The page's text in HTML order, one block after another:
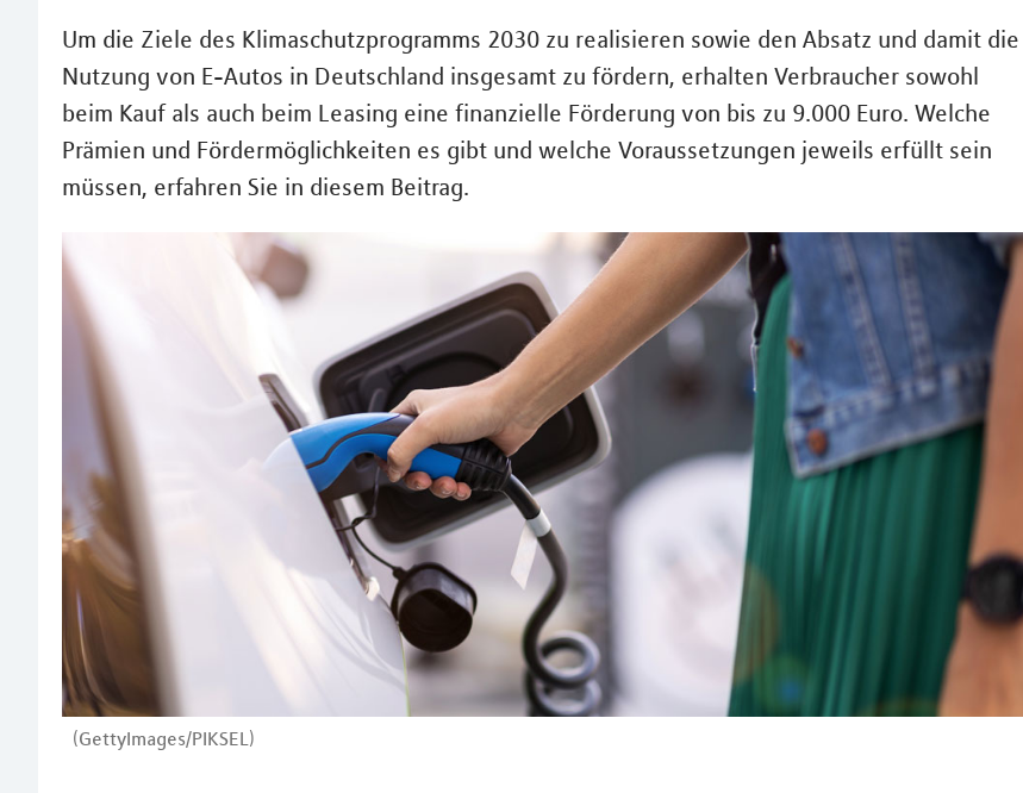
Um die Ziele des Klimaschutzprogramms 2030 zu realisieren sowie den Absatz und damit die
Nutzung von E-Autos in Deutschland insgesamt zu fördern, erhalten Verbraucher sowohl
beim Kauf als auch beim Leasing eine finanzielle Förderung von bis zu 9.000 Euro. Welche
Prämien und Fördermöglichkeiten es gibt und welche Voraussetzungen jeweils erfüllt sein
müssen, erfahren Sie in diesem Beitrag.
(GettyImages/PIKSEL)